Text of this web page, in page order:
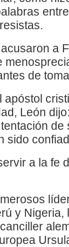
a
de
León
sido
a la fe
y